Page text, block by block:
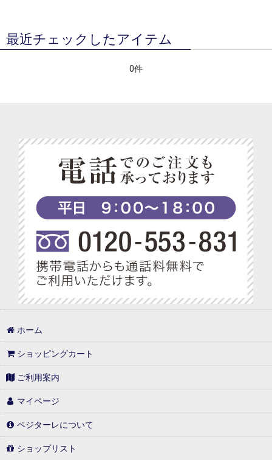
最近チェックしたアイテム
0件
ホーム
ショッピングカート
ご利用案内
マイページ
ベジターレについて
ショップリスト